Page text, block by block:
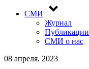
СМИ
Журнал
Публикации
СМИ о нас
08 апреля, 2023